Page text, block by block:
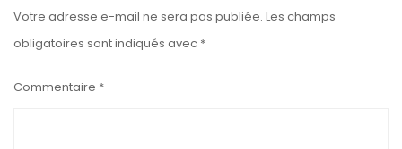
Votre adresse e-mail ne sera pas publiée. Les champs
obligatoires sont indiqués avec *
Commentaire *